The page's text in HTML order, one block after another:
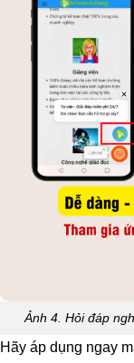
Ảnh 4. Hỏi đáp
Hãy áp dụng ngay